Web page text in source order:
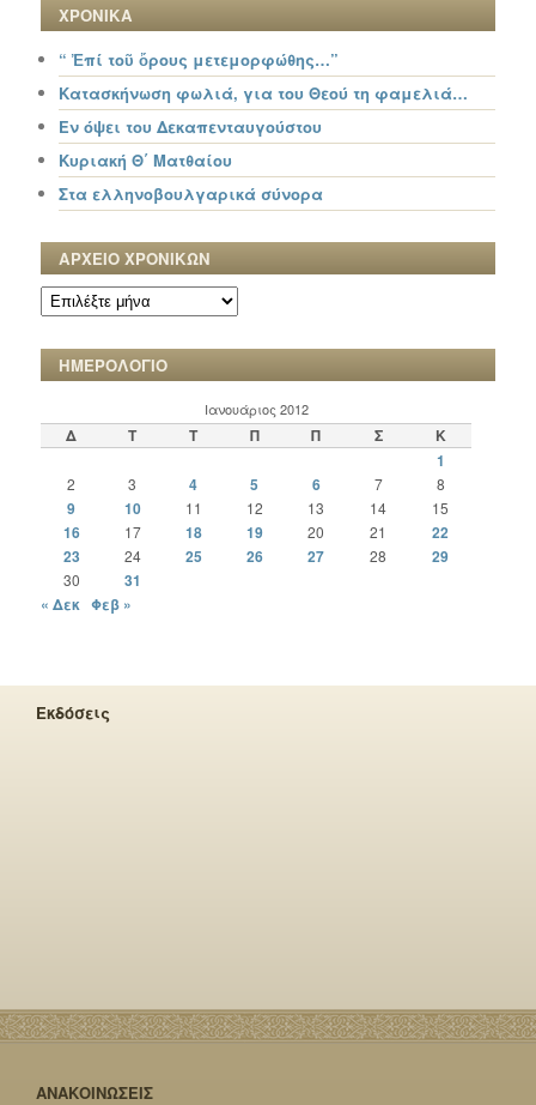
ΧΡΟΝΙΚΑ
“ Ἐπί τοῦ ὄρους μετεμορφώθης…”
Κατασκήνωση φωλιά, για του Θεού τη φαμελιά…
Εν όψει του Δεκαπενταυγούστου
Κυριακή Θ΄ Ματθαίου
Στα ελληνοβουλγαρικά σύνορα
ΑΡΧΕΙΟ ΧΡΟΝΙΚΩΝ
ΑΡΧΕΙΟ
ΧΡΟΝΙΚΩΝ
ΗΜΕΡΟΛΟΓΙΟ
Ιανουάριος 2012
Δ Τ Τ Π Π Σ
Κ
1
2 3 4 5 6 7 8
9 10 11 12 13 14 15
16 17 18 19 20 21
22
23
24 25 26 27 28 29
30
31
« Δεκ Φεβ »
Εκδόσεις
ΑΝΑΚΟΙΝΩΣΕΙΣ